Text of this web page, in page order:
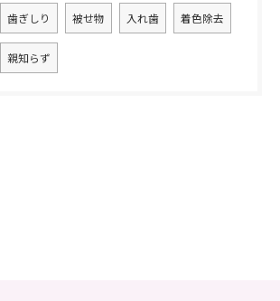
歯ぎしり 被せ物 入れ歯 着色除去
親知らず